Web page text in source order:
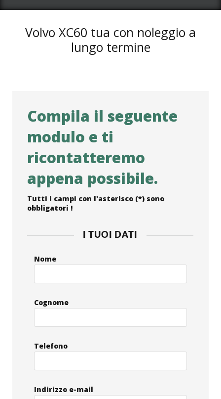
Volvo XC60 tua con noleggio a
lungo termine
Compila il seguente
modulo e ti
ricontatteremo
appena possibile.
Tutti i campi con l'asterisco (*) sono
obbligatori !
I TUOI DATI
Nome
Cognome
Telefono
Indirizzo e-mail